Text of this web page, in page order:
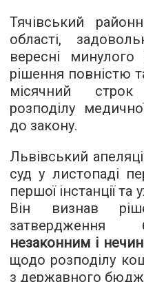
Тячівський
області,
вересні минулого
рішення повністю
місячний
розподілу
до закону.
Львівський
суд у листопаді
першої інстанції
Він визнав
незаконним і
щодо розподілу
з державного